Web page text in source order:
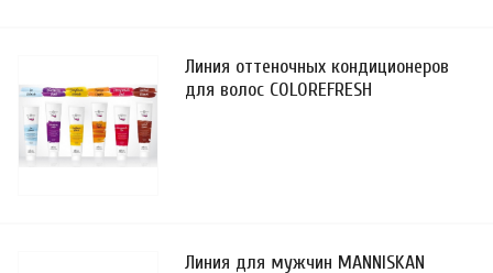
Линия оттеночных кондиционеров
для волос COLOREFRESH
Линия для мужчин MANNISKAN